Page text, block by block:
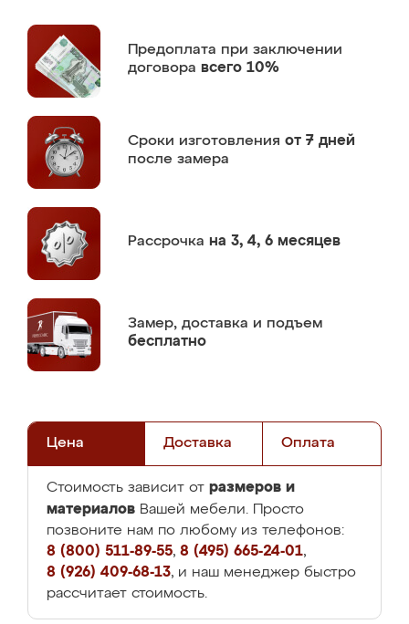
Предоплата при заключении
договора всего 10%
Сроки изготовления от 7 дней
после замера
Рассрочка на 3, 4, 6 месяцев
Замер, доставка и подъем
бесплатно
Цена Доставка Оплата
Стоимость зависит от размеров и
материалов Вашей мебели. Просто
позвоните нам по любому из телефонов:
8 (800) 511-89-55, 8 (495) 665-24-01,
8 (926) 409-68-13, и наш менеджер быстро
рассчитает стоимость.